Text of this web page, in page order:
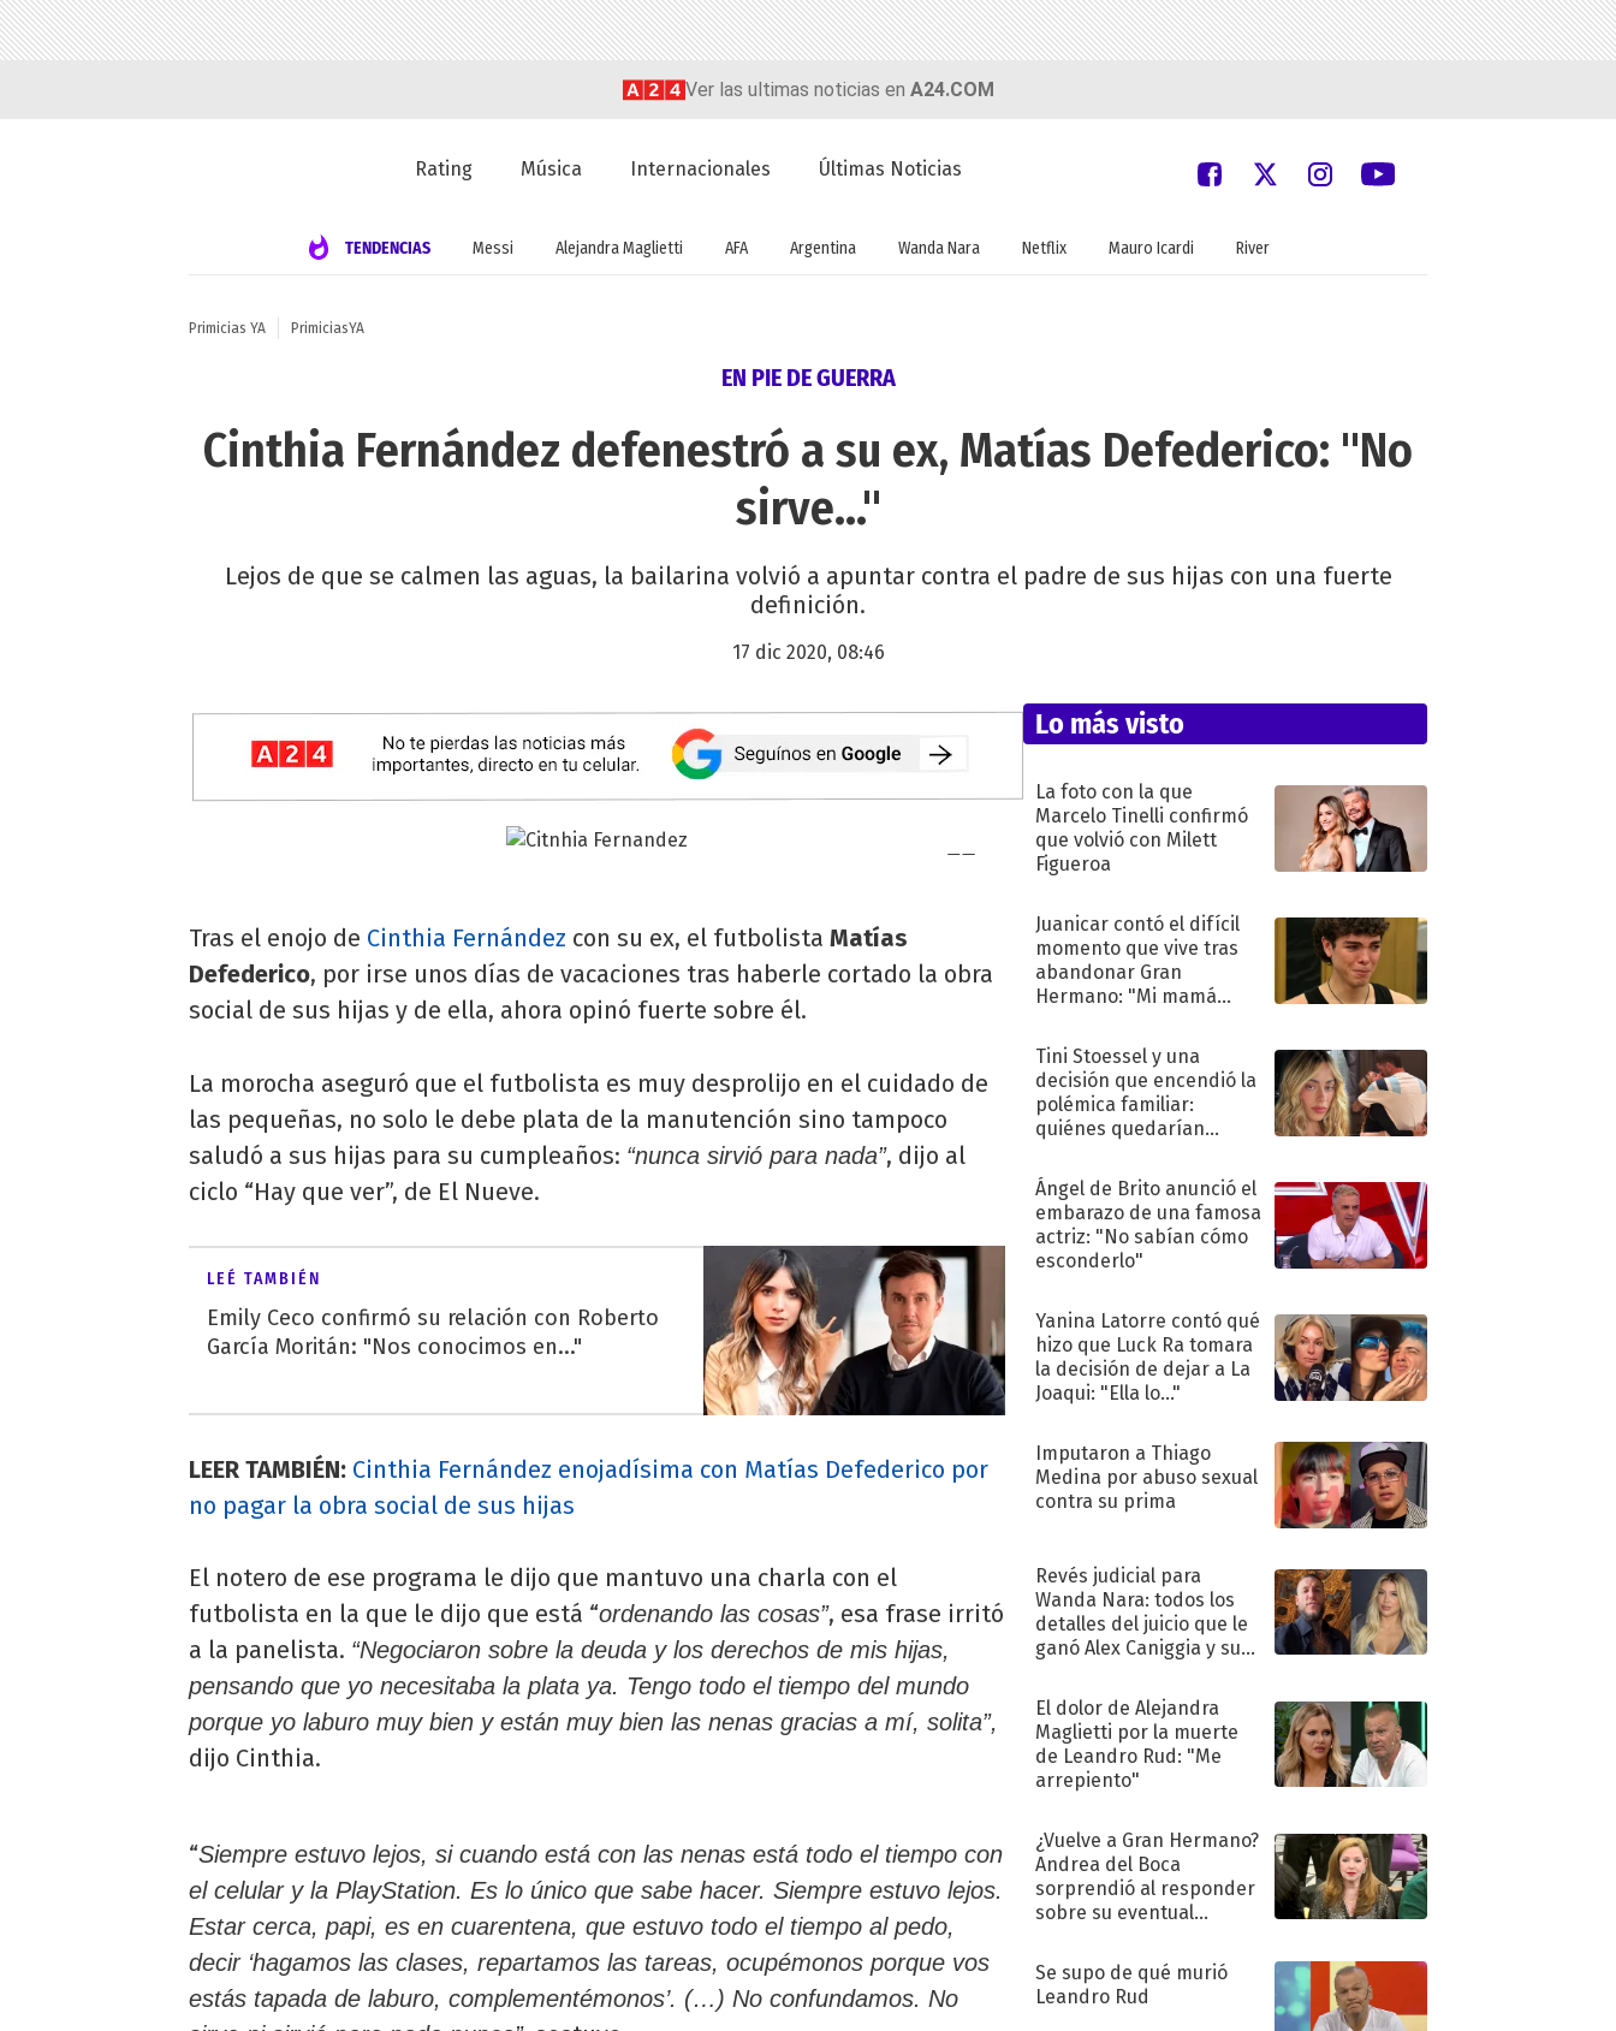
Ver las ultimas noticias en A24.COM
Rating Música Internacionales Últimas Noticias
TENDENCIAS Messi Alejandra Maglietti AFA Argentina Wanda Nara Netflix Mauro Icardi River
Primicias YA PrimiciasYA
EN PIE DE GUERRA
Cinthia Fernández defenestró a su ex, Matías Defederico: "No
sirve..."
Lejos de que se calmen las aguas, la bailarina volvió a apuntar contra el padre de sus hijas con una fuerte
definición.
17 dic 2020, 08:46
Tras el enojo de Cinthia Fernández con su ex, el futbolista Matías
Defederico, por irse unos días de vacaciones tras haberle cortado la obra
social de sus hijas y de ella, ahora opinó fuerte sobre él.
La morocha aseguró que el futbolista es muy desprolijo en el cuidado de
las pequeñas, no solo le debe plata de la manutención sino tampoco
saludó a sus hijas para su cumpleaños: “nunca sirvió para nada”, dijo al
ciclo “Hay que ver”, de El Nueve.
LEÉ TAMBIÉN
Emily Ceco confirmó su relación con Roberto
García Moritán: "Nos conocimos en..."
LEER TAMBIÉN: Cinthia Fernández enojadísima con Matías Defederico por
no pagar la obra social de sus hijas
El notero de ese programa le dijo que mantuvo una charla con el
futbolista en la que le dijo que está “ordenando las cosas”, esa frase irritó
a la panelista. “Negociaron sobre la deuda y los derechos de mis hijas,
pensando que yo necesitaba la plata ya. Tengo todo el tiempo del mundo
porque yo laburo muy bien y están muy bien las nenas gracias a mí, solita”,
dijo Cinthia.
“Siempre estuvo lejos, si cuando está con las nenas está todo el tiempo con
el celular y la PlayStation. Es lo único que sabe hacer. Siempre estuvo lejos.
Estar cerca, papi, es en cuarentena, que estuvo todo el tiempo al pedo,
decir ‘hagamos las clases, repartamos las tareas, ocupémonos porque vos
estás tapada de laburo, complementémonos’. (…) No confundamos. No
Lo más visto
La foto con la que
Marcelo Tinelli confirmó
que volvió con Milett
Figueroa
Juanicar contó el difícil
momento que vive tras
abandonar Gran
Hermano: "Mi mamá
Tini Stoessel y una
decisión que encendió la
polémica familiar:
quiénes quedarían
Ángel de Brito anunció el
embarazo de una famosa
actriz: "No sabían cómo
esconderlo"
Yanina Latorre contó qué
hizo que Luck Ra tomara
la decisión de dejar a La
Joaqui: "Ella lo..."
Imputaron a Thiago
Medina por abuso sexual
contra su prima
Revés judicial para
Wanda Nara: todos los
detalles del juicio que le
ganó Alex Caniggia y sus
El dolor de Alejandra
Maglietti por la muerte
de Leandro Rud: "Me
arrepiento"
¿Vuelve a Gran Hermano?
Andrea del Boca
sorprendió al responder
sobre su eventual
Se supo de qué murió
Leandro Rud